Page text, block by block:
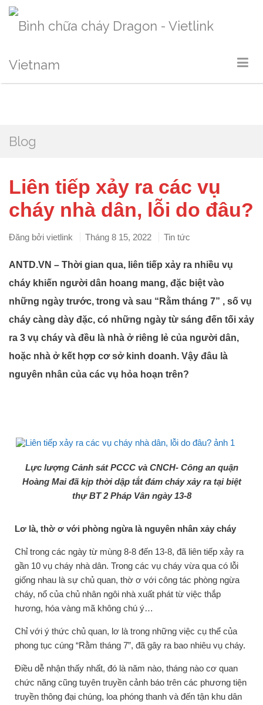
Blog
Liên tiếp xảy ra các vụ
cháy nhà dân, lỗi do đâu?
Đăng bởi vietlink Tháng 8 15, 2022 Tin tức
ANTD.VN – Thời gian qua, liên tiếp xảy ra nhiều vụ
cháy khiến người dân hoang mang, đặc biệt vào
những ngày trước, trong và sau “Rằm tháng 7” , số vụ
cháy càng dày đặc, có những ngày từ sáng đến tối xảy
ra 3 vụ cháy và đều là nhà ở riêng lẻ của người dân,
hoặc nhà ở kết hợp cơ sở kinh doanh. Vậy đâu là
nguyên nhân của các vụ hỏa hoạn trên?
Lực lượng Cảnh sát PCCC và CNCH- Công an quận
Hoàng Mai đã kịp thời dập tắt đám cháy xảy ra tại biệt
thự BT 2 Pháp Vân ngày 13-8
Lơ là, thờ ơ với phòng ngừa là nguyên nhân xảy cháy
Chỉ trong các ngày từ mùng 8-8 đến 13-8, đã liên tiếp xảy ra
gần 10 vụ cháy nhà dân. Trong các vụ cháy vừa qua có lỗi
giống nhau là sự chủ quan, thờ ơ với công tác phòng ngừa
cháy, nổ của chủ nhân ngôi nhà xuất phát từ việc thắp
hương, hóa vàng mã không chú ý…
Chỉ với ý thức chủ quan, lơ là trong những việc cụ thể của
phong tục cúng “Rằm tháng 7”, đã gây ra bao nhiêu vụ cháy.
Điều dễ nhận thấy nhất, đó là năm nào, tháng nào cơ quan
chức năng cũng tuyên truyền cảnh báo trên các phương tiện
truyền thông đại chúng, loa phóng thanh và đến tận khu dân